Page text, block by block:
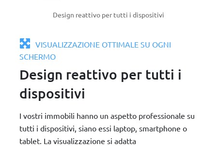
VISUALIZZAZIONE OTTIMALE SU OGNI
SCHERMO
Design reattivo per tutti i
dispositivi
I vostri immobili hanno un aspetto professionale su
tutti i dispositivi, siano essi laptop, smartphone o
tablet. La visualizzazione si adatta
Design reattivo per tutti i dispositivi